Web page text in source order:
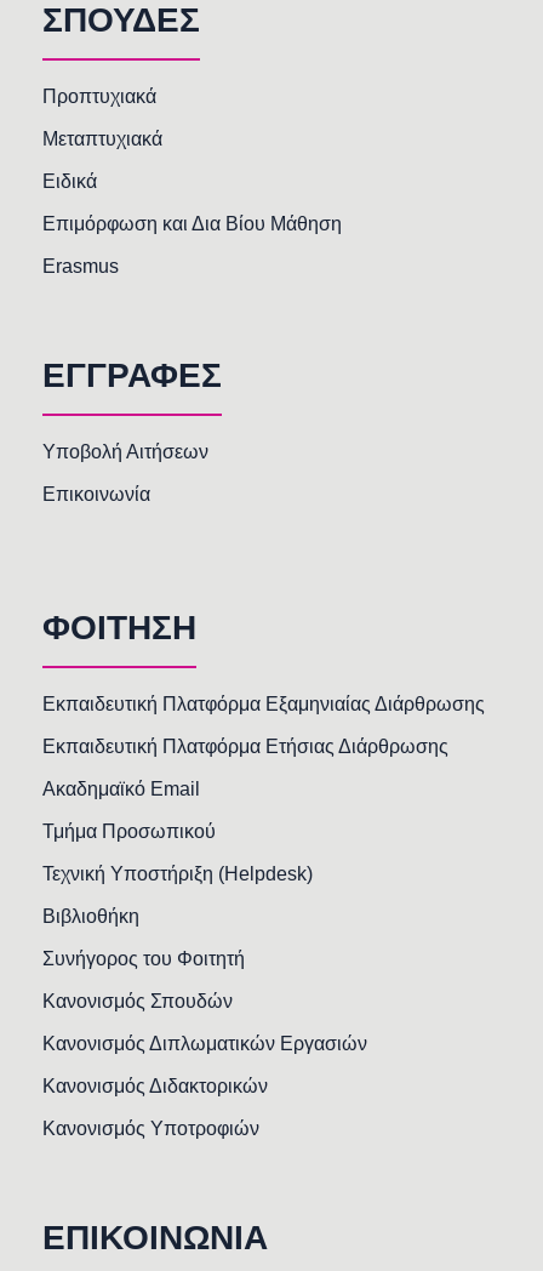
ΣΠΟΥΔΕΣ
Προπτυχιακά
Μεταπτυχιακά
Ειδικά
Επιμόρφωση και Δια Βίου Μάθηση
Erasmus
ΕΓΓΡΑΦΕΣ
Υποβολή Αιτήσεων
Επικοινωνία
ΦΟΙΤΗΣΗ
Εκπαιδευτική Πλατφόρμα Εξαμηνιαίας Διάρθρωσης
Εκπαιδευτική Πλατφόρμα Ετήσιας Διάρθρωσης
Ακαδημαϊκό Email
Τμήμα Προσωπικού
Τεχνική Υποστήριξη (Helpdesk)
Βιβλιοθήκη
Συνήγορος του Φοιτητή
Κανονισμός Σπουδών
Κανονισμός Διπλωματικών Εργασιών
Κανονισμός Διδακτορικών
Κανονισμός Υποτροφιών
ΕΠΙΚΟΙΝΩΝΙΑ